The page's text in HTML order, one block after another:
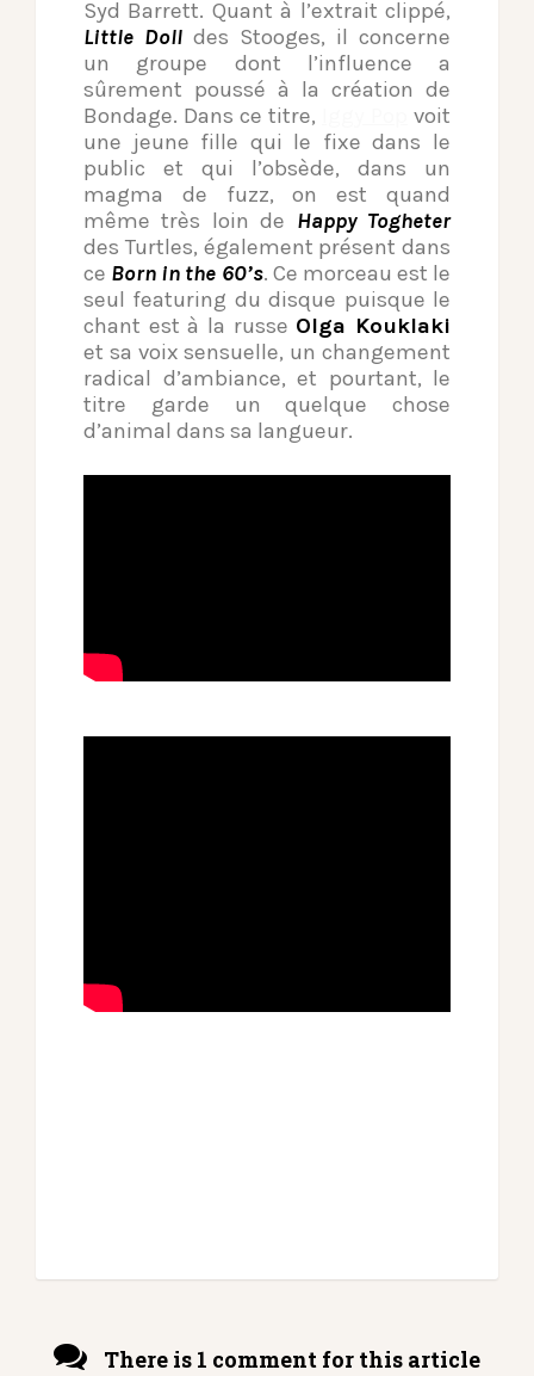
Syd Barrett. Quant à l’extrait clippé,
Little Doll des Stooges, il concerne
un groupe dont l’influence a
sûrement poussé à la création de
Bondage. Dans ce titre,
voit
une jeune fille qui le fixe dans le
public et qui l’obsède, dans un
magma de fuzz, on est quand
même très loin de Happy Togheter
des Turtles, également présent dans
ce Born in the 60’s. Ce morceau est le
seul featuring du disque puisque le
chant est à la russe Olga Kouklaki
et sa voix sensuelle, un changement
radical d’ambiance, et pourtant, le
titre garde un quelque chose
d’animal dans sa langueur.
There is 1 comment for this article